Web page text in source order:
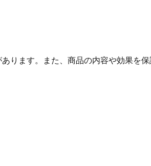
ります。また、商品の内容や効果を保